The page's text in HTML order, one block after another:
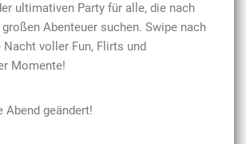
ultimativen Party für alle, die nach
Abenteuer suchen. Swipe nach
voller Fun, Flirts und
Momente!
Abend geändert!